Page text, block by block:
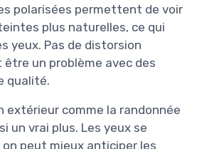
polarisées permettent de voir
plus naturelles, ce qui
yeux. Pas de distorsion
un problème avec des
qualité.
extérieur comme la randonnée
un vrai plus. Les yeux se
peut mieux anticiper les